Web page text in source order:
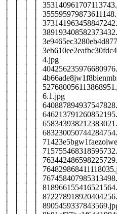
│ │ │ │
│ │ │ │
│ │ │ │
│ │ │ │
│ │ │ │
│ │ │ │
│ │ │ │ 4.jpg
│ │ │ │
│ │ │ │
│ │ │ │
│ │ │ │ 6.1.jpg
│ │ │ │
│ │ │ │
│ │ │ │
│ │ │ │
│ │ │ │
│ │ │ │
│ │ │ │
│ │ │ │
│ │ │ │
│ │ │ │
│ │ │ │
│ │ │ │